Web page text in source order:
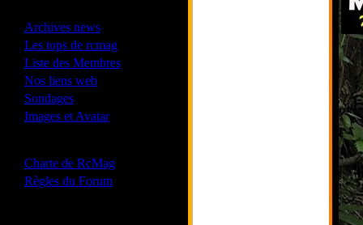
Archives news
Les tops de rcmag
Liste des Membres
Nos liens web
Sondages
Images et Avatar
Charte de RcMag
Règles du Forum